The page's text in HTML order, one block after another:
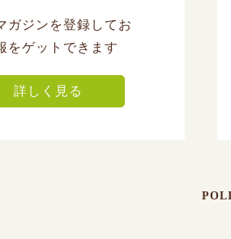
ガジンを登録してお
をゲットできます
詳しく見る